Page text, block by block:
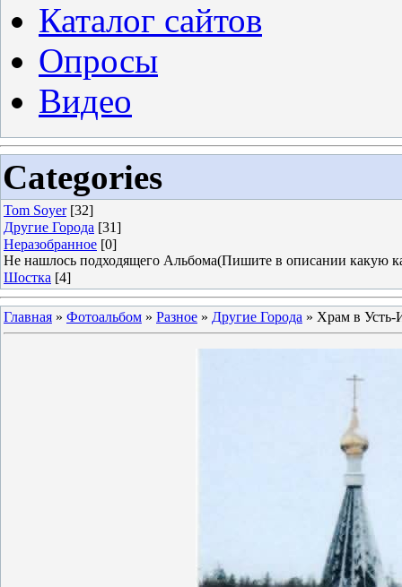
Каталог сайтов
Опросы
Видео
Categories
Tom Soyer [32]
Другие Города [31]
Неразобранное [0]
Не нашлось подходящего Альбома(Пишите в описании какую
Шостка [4]
Главная » Фотоальбом » Разное » Другие Города » Храм в